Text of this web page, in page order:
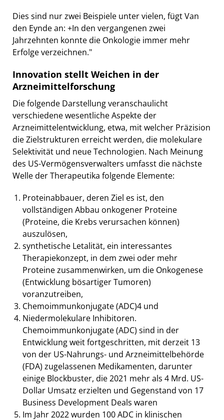
Dies sind nur zwei Beispiele unter vielen, fügt Van
den Eynde an: +In den vergangenen zwei
Jahrzehnten konnte die Onkologie immer mehr
Erfolge verzeichnen."
Innovation stellt Weichen in der
Arzneimittelforschung
Die folgende Darstellung veranschaulicht
verschiedene wesentliche Aspekte der
Arzneimittelentwicklung, etwa, mit welcher Präzision
die Zielstrukturen erreicht werden, die molekulare
Selektivität und neue Technologien. Nach Meinung
des US-Vermögensverwalters umfasst die nächste
Welle der Therapeutika folgende Elemente:
Proteinabbauer, deren Ziel es ist, den
vollständigen Abbau onkogener Proteine
(Proteine, die Krebs verursachen können)
auszulösen,
synthetische Letalität, ein interessantes
Therapiekonzept, in dem zwei oder mehr
Proteine zusammenwirken, um die Onkogenese
(Entwicklung bösartiger Tumoren)
voranzutreiben,
Chemoimmunkonjugate (ADC)4 und
Niedermolekulare Inhibitoren.
Chemoimmunkonjugate (ADC) sind in der
Entwicklung weit fortgeschritten, mit derzeit 13
von der US-Nahrungs- und Arzneimittelbehörde
(FDA) zugelassenen Medikamenten, darunter
einige Blockbuster, die 2021 mehr als 4 Mrd. US-
Dollar Umsatz erzielten und Gegenstand von 17
Business Development Deals waren
Im Jahr 2022 wurden 100 ADC in klinischen